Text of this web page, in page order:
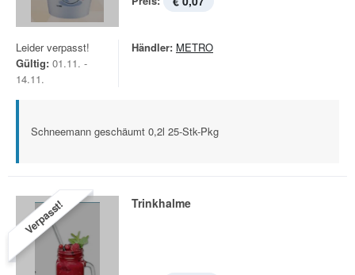
Leider verpasst!
Gültig: 01.11. -
14.11.
Händler: METRO
Schneemann geschäumt 0,2l 25-Stk-Pkg
Verpasst! Trinkhalme